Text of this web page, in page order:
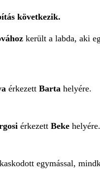
következik.
került a labda, aki
érkezett Barta helyére.
érkezett Beke helyére.
egymással,